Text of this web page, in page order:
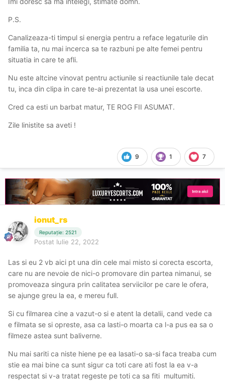
P.S.
Canalizeaza-ti timpul si energia pentru a reface legaturile din
familia ta, nu mai incerca sa te razbuni pe alte femei pentru
situatia in care te afli.
Nu este altcine vinovat pentru actiunile si reactiunile tale decat
tu, inca din clipa in care te-ai prezentat la usa unei escorte.
Cred ca esti un barbat matur, TE ROG FII ASUMAT.
Zile linistite sa aveti !
9 1 7
ionut_rs
Reputație: 2521
Postat Iulie 22, 2022
Las si eu 2 vb aici pt una din cele mai misto si corecta escorta,
care nu are nevoie de nici-o promovare din partea nimanui, se
promoveaza singura prin calitatea serviicilor pe care le ofera,
se ajunge greu la ea, e mereu full.
Si cu filmarea cine a vazut-o si e atent la detalii, cand vede ca
e filmata se si opreste, asa ca lasti-o moarta ca l-a pus ea sa o
filmeze astea sunt baliverne.
Nu mai sariti ca niste hiene pe ea lasati-o sa-si faca treaba cum
stie ea mai bine ca sunt sigur ca toti care ati fost la ea v-a
respectat si v-a tratat regeste pe toti ca sa fiti multumiti.